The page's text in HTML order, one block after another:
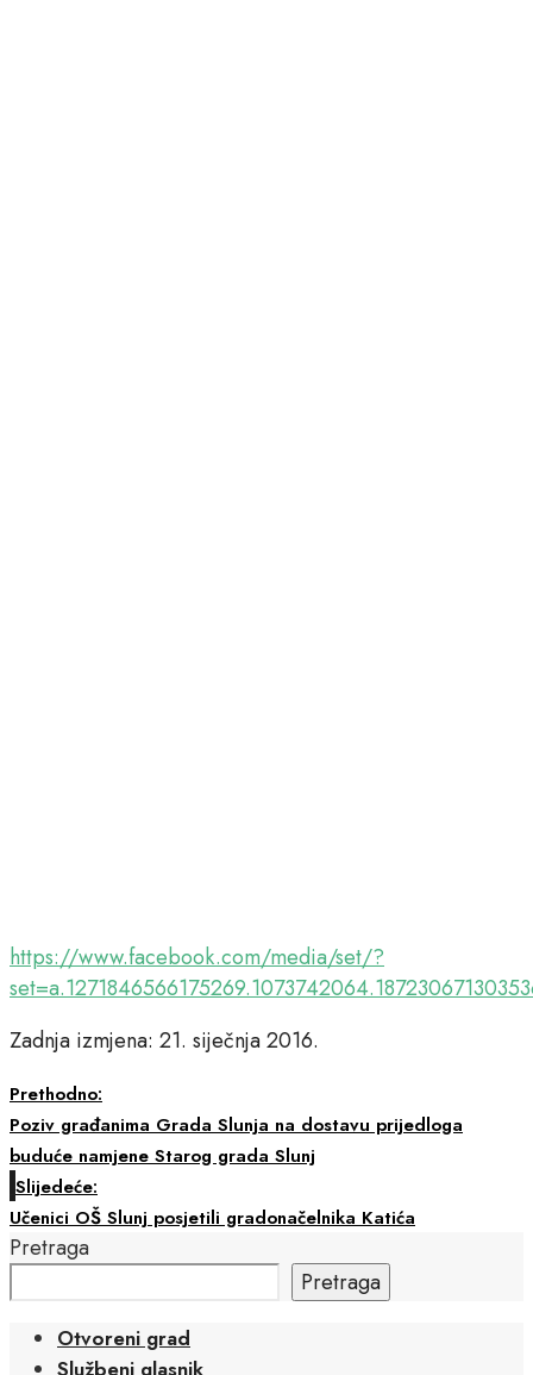
https://www.facebook.com/media/set/?
Zadnja izmjena: 21. siječnja 2016.
Prethodno:
Poziv građanima Grada Slunja na dostavu prijedloga
buduće namjene Starog grada Slunj
Slijedeće:
Učenici OŠ Slunj posjetili gradonačelnika Katića
Pretraga
Pretraga
Otvoreni grad
Službeni glasnik